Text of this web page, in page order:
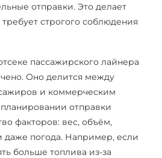
отправки. Это делает
строгого соблюдения
пассажирского лайнера
Оно делится между
и коммерческим
отправки
факторов: вес, объём,
даже погода. Например, если
больше топлива из-за